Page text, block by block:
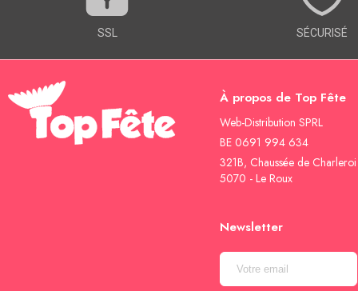
SSL SÉCURISÉ
À propos de Top Fête
Web-Distribution SPRL
BE 0691 994 634
321B, Chaussée de Charleroi
5070 - Le Roux
Newsletter